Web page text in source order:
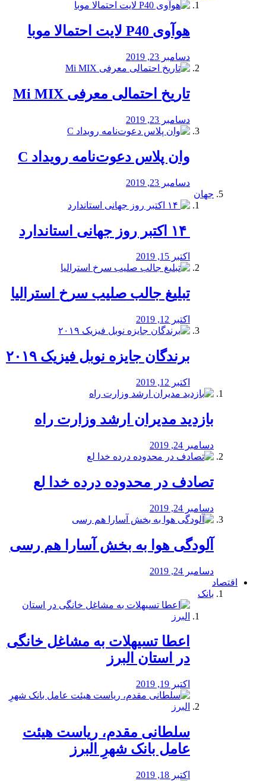
هوآوی P40 لایت احتمالا موبا
دسامبر 23, 2019
تاریخ احتمالی معرفی Mi MIX
دسامبر 23, 2019
وان پلاس دعوت‌نامه رویداد C
دسامبر 23, 2019
جهان
اکتبر 15, 2019
تبلیغ جالب صلیب سرخ استرالیا
اکتبر 12, 2019
برندگان جایزه نوبل فیزیک ۲۰۱۹
اکتبر 12, 2019
بازدید مدیران ارشد وزارت راه
دسامبر 24, 2019
تصادف در محدوده درده خدا لع
دسامبر 24, 2019
آلودگی هوا به بخش آسارا هم رسی
دسامبر 24, 2019
اقتصاد
بانک
️اعطا تسیهلات به مشاغل خانگی
در استان البرز
اکتبر 19, 2019
سلطانی مقدم، ریاست هیئت
عامل بانک شهرِ البرز
اکتبر 18, 2019